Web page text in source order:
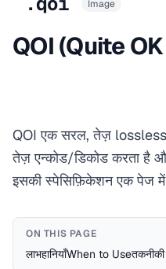
Image
QOI (Quite
QOI एक सरल, तेज़ lossless
तेज़ एन्कोड/डिकोड करता है
इसकी स्पेसिफ़िकेशन एक पेज में
ON THIS PAGE
लाभहानियाँWhen to Use